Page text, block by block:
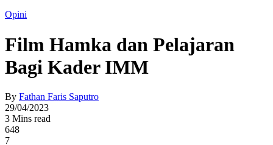
Opini
Film Hamka dan Pelajaran
Bagi Kader IMM
By Fathan Faris Saputro
29/04/2023
3 Mins read
648
7